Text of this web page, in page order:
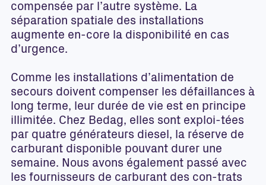
compensée par l’autre système. La
séparation spatiale des installations
augmente en-core la disponibilité en cas
d’urgence.
Comme les installations d’alimentation de
secours doivent compenser les défaillances à
long terme, leur durée de vie est en principe
illimitée. Chez Bedag, elles sont exploi-tées
par quatre générateurs diesel, la réserve de
carburant disponible pouvant durer une
semaine. Nous avons également passé avec
les fournisseurs de carburant des con-trats